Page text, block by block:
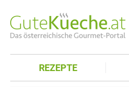
REZEPTE